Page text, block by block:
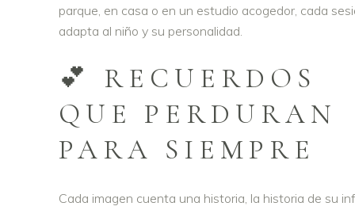
parque, en casa o en un estudio acogedor, cada
adapta al niño y su personalidad.
💕 RECUERDOS
QUE PERDURAN
PARA SIEMPRE
Cada imagen cuenta una historia, la historia de su